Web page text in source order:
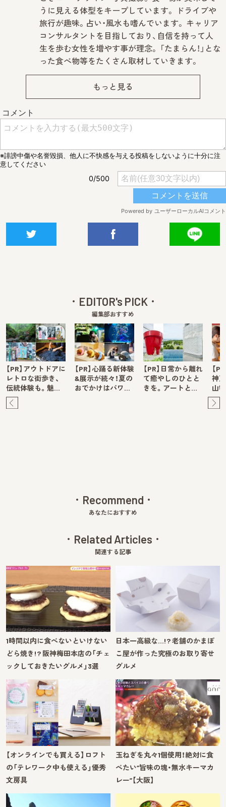
うに見える体型をキープしています。 ドライブや
旅行が趣味。占い・風水も嗜んでいます。 キャリア
コンサルタントを目指しており、自信を持って人
生を歩む女性を増やす事が理念。 「たまらん！」とな
った食べ物等をたくさん取材していきます。
もっと見る
EDITOR's PICK
編集部おすすめ
【PR】アウトドアに
レトロな街歩き、
伝統体験も。魅…
【PR】心踊る新体験
&展示が続々！夏の
おでかけはパワ…
【PR】日常から離れ
て癒やしのひとと
きを。アートと…
【
神
山
Recommend
あなたにおすすめ
Related Articles
関連する記事
1時間以内に食べないといけない
どら焼き!? 阪神梅田本店の「チェ
ックしておきたいグルメ」3選
日本一高級な…!? 老舗のかまぼ
こ屋が作った究極のお取り寄せ
グルメ
【オンラインでも買える】ロフト
の「テレワーク中も使える」優秀
文房具
玉ねぎを丸々1個使用！絶対に食
べたい“旨味の塊・無水キーマカ
レー”【大阪】